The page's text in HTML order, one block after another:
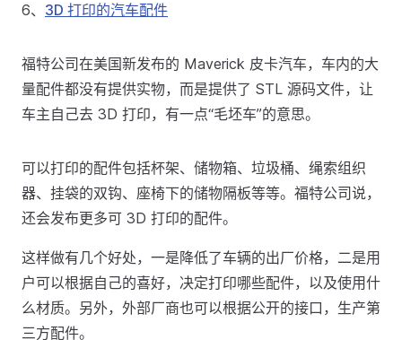
6、 3D 打印的汽车配件
福特公司在美国新发布的 Maverick 皮卡汽车，车内的大
量配件都没有提供实物，而是提供了 STL 源码文件，让
车主自己去 3D 打印，有一点“毛坯车”的意思。
可以打印的配件包括杯架、储物箱、垃圾桶、绳索组织
器、挂袋的双钩、座椅下的储物隔板等等。福特公司说，
还会发布更多可 3D 打印的配件。
这样做有几个好处，一是降低了车辆的出厂价格，二是用
户可以根据自己的喜好，决定打印哪些配件，以及使用什
么材质。另外，外部厂商也可以根据公开的接口，生产第
三方配件。